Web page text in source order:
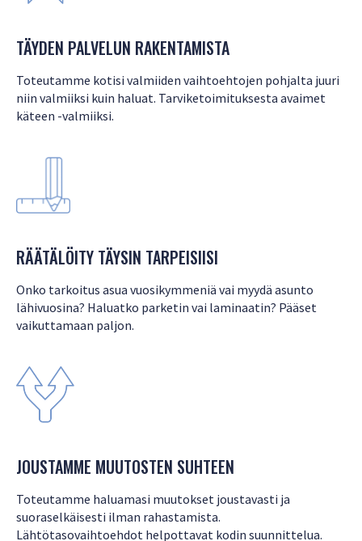
TÄYDEN PALVELUN RAKENTAMISTA
Toteutamme kotisi valmiiden vaihtoehtojen pohjalta juuri
niin valmiiksi kuin haluat. Tarviketoimituksesta avaimet
käteen -valmiiksi.
RÄÄTÄLÖITY TÄYSIN TARPEISIISI
Onko tarkoitus asua vuosikymmeniä vai myydä asunto
lähivuosina? Haluatko parketin vai laminaatin? Pääset
vaikuttamaan paljon.
JOUSTAMME MUUTOSTEN SUHTEEN
Toteutamme haluamasi muutokset joustavasti ja
suoraselkäisesti ilman rahastamista.
Lähtötasovaihtoehdot helpottavat kodin suunnittelua.